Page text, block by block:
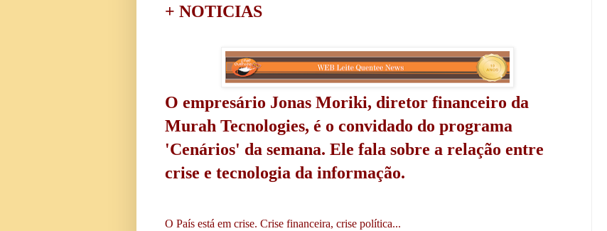
+ NOTICIAS
O empresário Jonas Moriki, diretor financeiro da
Murah Tecnologies, é o convidado do programa
'Cenários' da semana. Ele fala sobre a relação entre
crise e tecnologia da informação.
O País está em crise. Crise financeira, crise política...